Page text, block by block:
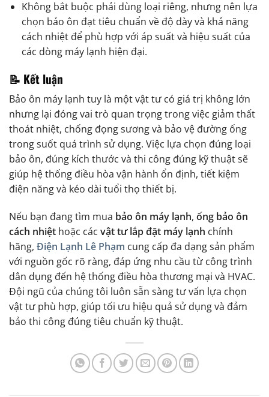
Không bắt buộc phải dùng loại riêng, nhưng nên lựa
chọn bảo ôn đạt tiêu chuẩn về độ dày và khả năng
cách nhiệt để phù hợp với áp suất và hiệu suất của
các dòng máy lạnh hiện đại.
📝 Kết luận
Bảo ôn máy lạnh tuy là một vật tư có giá trị không lớn
nhưng lại đóng vai trò quan trọng trong việc giảm thất
thoát nhiệt, chống đọng sương và bảo vệ đường ống
trong suốt quá trình sử dụng. Việc lựa chọn đúng loại
bảo ôn, đúng kích thước và thi công đúng kỹ thuật sẽ
giúp hệ thống điều hòa vận hành ổn định, tiết kiệm
điện năng và kéo dài tuổi thọ thiết bị.
Nếu bạn đang tìm mua bảo ôn máy lạnh, ống bảo ôn
cách nhiệt hoặc các vật tư lắp đặt máy lạnh chính
hãng, Điện Lạnh Lê Phạm cung cấp đa dạng sản phẩm
với nguồn gốc rõ ràng, đáp ứng nhu cầu từ công trình
dân dụng đến hệ thống điều hòa thương mại và HVAC.
Đội ngũ của chúng tôi luôn sẵn sàng tư vấn lựa chọn
vật tư phù hợp, giúp tối ưu hiệu quả sử dụng và đảm
bảo thi công đúng tiêu chuẩn kỹ thuật.